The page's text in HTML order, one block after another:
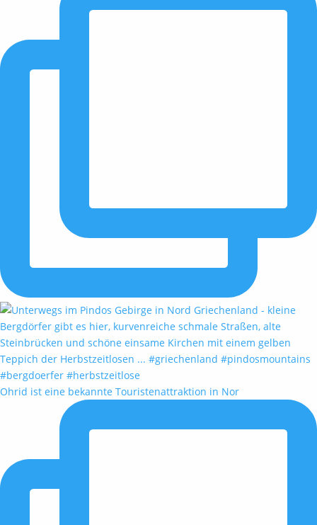
Ohrid ist eine bekannte Touristenattraktion in Nor